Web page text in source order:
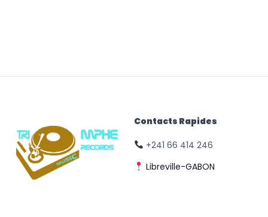
Contacts Rapides
+241 66 414 246
Libreville-GABON